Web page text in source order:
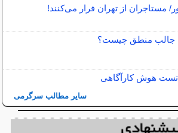
مستاجران از تهران فرار می‌کنند!
جالب منطق چیست؟
تست هوش کارآگاهی
سایر مطالب سرگرمی